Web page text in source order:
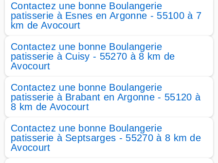
Contactez une bonne Boulangerie
patisserie à Esnes en Argonne - 55100 à 7
km de Avocourt
Contactez une bonne Boulangerie
patisserie à Cuisy - 55270 à 8 km de
Avocourt
Contactez une bonne Boulangerie
patisserie à Brabant en Argonne - 55120 à
8 km de Avocourt
Contactez une bonne Boulangerie
patisserie à Septsarges - 55270 à 8 km de
Avocourt